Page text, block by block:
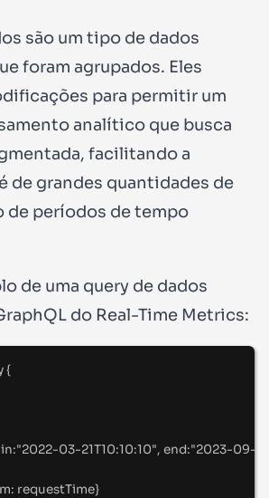
são um tipo de dados
foram agrupados. Eles
para permitir um
analítico que busca
facilitando a
de grandes quantidades de
de períodos de tempo
de uma query de dados
do Real-Time Metrics:
{
:"2022-03-21T10:10:10", end:"2023-09-
: requestTime}